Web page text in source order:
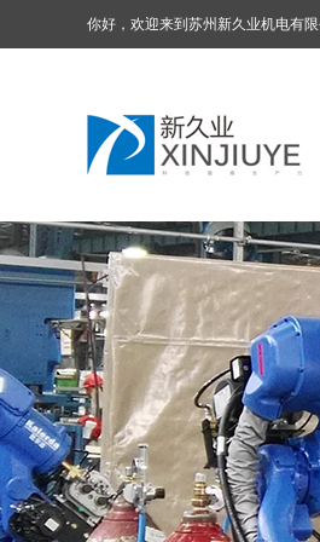
你好，欢迎来到苏州新久业机电有限